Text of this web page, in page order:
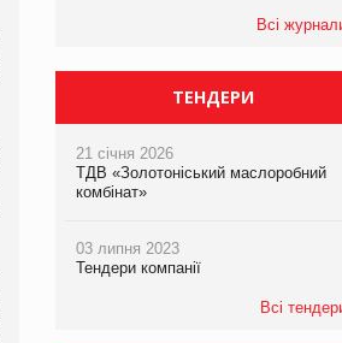
Всі
ТЕНДЕРИ
21 січня 2026
ТДВ «Золотоніський маслоробний
комбінат»
03 липня 2023
Тендери компанії
Всі